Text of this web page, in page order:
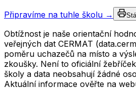
Připravíme na tuhle školu →
Obtížnost je naše orientační
veřejných dat CERMAT
poměru uchazečů na místo a
zkoušky. Není to oficiální
školy a data neobsahují žádné
Aktuální informace ověřte na